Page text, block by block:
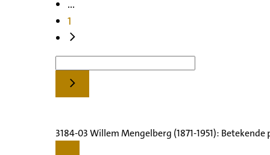
...
1
3184-03 Willem Mengelberg (1871-1951):